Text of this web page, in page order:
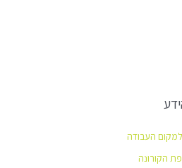
העבודה
הקורונה